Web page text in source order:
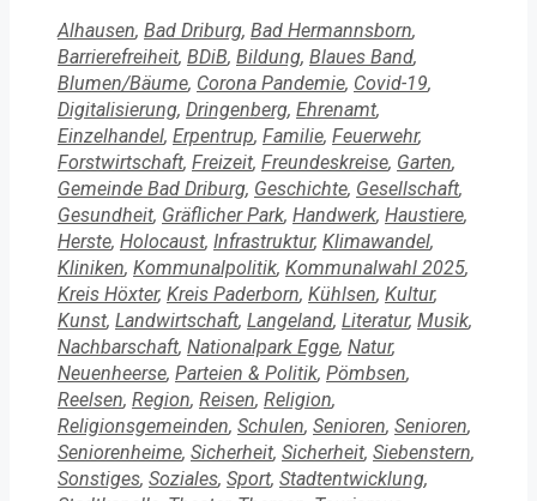
Kategorien
Alhausen, Bad Driburg, Bad Hermannsborn,
Barrierefreiheit, BDiB, Bildung, Blaues Band,
Blumen/Bäume, Corona Pandemie, Covid-19,
Digitalisierung, Dringenberg, Ehrenamt,
Einzelhandel, Erpentrup, Familie, Feuerwehr,
Forstwirtschaft, Freizeit, Freundeskreise, Garten,
Gemeinde Bad Driburg, Geschichte, Gesellschaft,
Gesundheit, Gräflicher Park, Handwerk, Haustiere,
Herste, Holocaust, Infrastruktur, Klimawandel,
Kliniken, Kommunalpolitik, Kommunalwahl 2025,
Kreis Höxter, Kreis Paderborn, Kühlsen, Kultur,
Kunst, Landwirtschaft, Langeland, Literatur, Musik,
Nachbarschaft, Nationalpark Egge, Natur,
Neuenheerse, Parteien & Politik, Pömbsen,
Reelsen, Region, Reisen, Religion,
Religionsgemeinden, Schulen, Senioren, Senioren,
Seniorenheime, Sicherheit, Sicherheit, Siebenstern,
Sonstiges, Soziales, Sport, Stadtentwicklung,